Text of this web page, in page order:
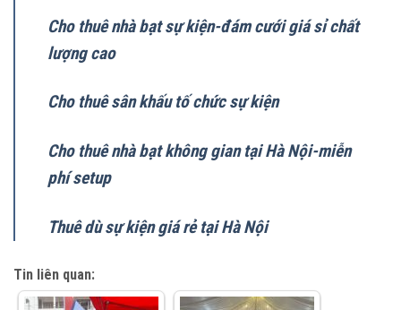
Cho thuê nhà bạt sự kiện-đám cưới giá sỉ chất
lượng cao
Cho thuê sân khấu tố chức sự kiện
Cho thuê nhà bạt không gian tại Hà Nội-miễn
phí setup
Thuê dù sự kiện giá rẻ tại Hà Nội
Tin liên quan: